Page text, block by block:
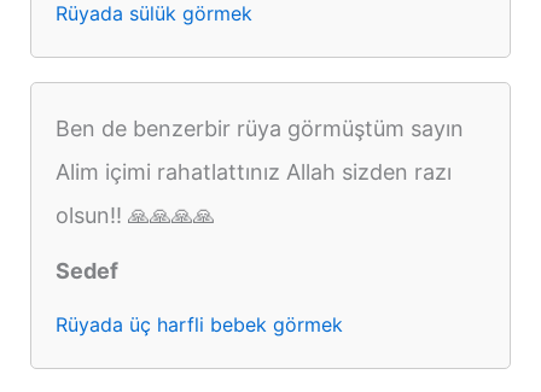
Rüyada sülük görmek
Ben de benzerbir rüya görmüştüm sayın
Alim içimi rahatlattınız Allah sizden razı
olsun!! 🙏🙏🙏🙏
Sedef
Rüyada üç harfli bebek görmek